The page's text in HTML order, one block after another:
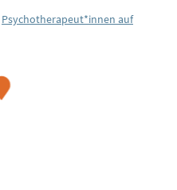
Psychotherapeut*innen auf